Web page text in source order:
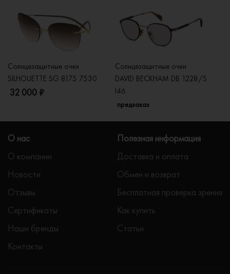
Солнцезащитные очки
SILHOUETTE SG 8175 7530
32 000 ₽
Солнцезащитные очки
DAVID BECKHAM DB 1228/S
I46
предзаказ
О нас
О компании
Новости
Отзывы
Сертификаты
Наши бренды
Контакты
Полезная информация
Доставка и оплата
Обмен и возврат
Бесплатная проверка зрения
Как купить
Статьи